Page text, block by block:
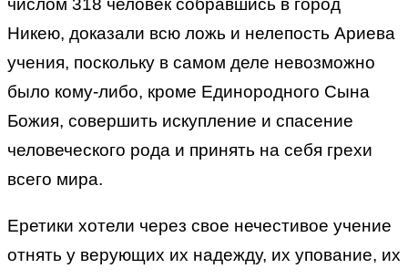
числом 318 человек собравшись в город
Никею, доказали всю ложь и нелепость Ариева
учения, поскольку в самом деле невозможно
было кому-либо, кроме Единородного Сына
Божия, совершить искупление и спасение
человеческого рода и принять на себя грехи
всего мира.
Еретики хотели через свое нечестивое учение
отнять у верующих их надежду, их упование, их